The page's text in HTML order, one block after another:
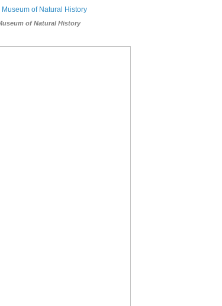
of Natural History